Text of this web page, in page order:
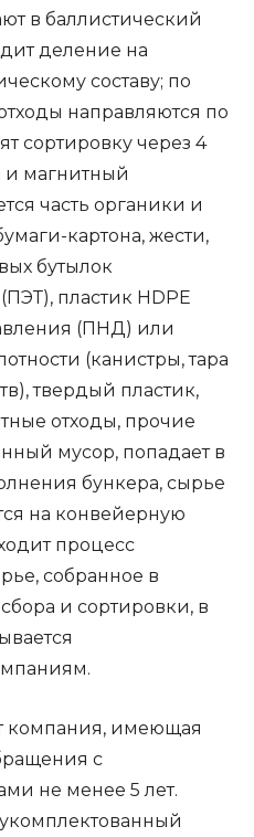
в баллистический
деление на
составу; по
направляются по
сортировку через 4
и магнитный
часть органики и
картона, жести,
бутылок
пластик HDPE
(ПНД) или
(канистры, тара
твердый пластик,
отходы, прочие
мусор, попадает в
бункера, сырье
на конвейерную
процесс
собранное в
и сортировки, в
компания, имеющая
с
не менее 5 лет.